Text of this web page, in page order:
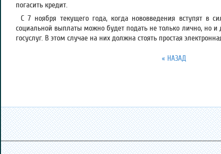
погасить кредит.
С 7 ноября текущего года, когда нововведения вступят в
социальной выплаты можно будет подать не только лично, но и
госуслуг. В этом случае на них должна стоять простая
« НАЗАД